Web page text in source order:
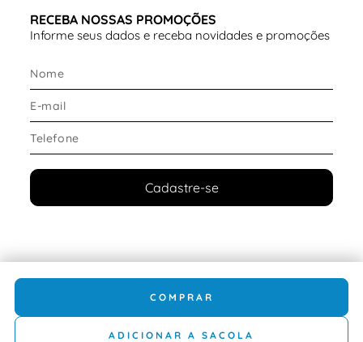
COMPRAR
ADICIONAR A SACOLA
RECEBA NOSSAS PROMOÇÕES
Informe seus dados e receba novidades e promoções
Cadastre-se